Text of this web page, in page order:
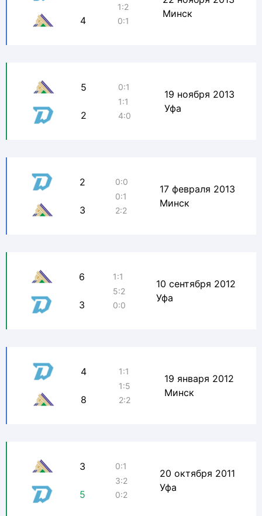
4
1:2
0:1
Минск
5
2
0:1
1:1
4:0
19 ноября 2013
Уфа
2
3
0:0
0:1
2:2
17 февраля 2013
Минск
6
3
1:1
5:2
0:0
10 сентября 2012
Уфа
4
8
1:1
1:5
2:2
19 января 2012
Минск
3
5
0:1
3:2
0:2
20 октября 2011
Уфа